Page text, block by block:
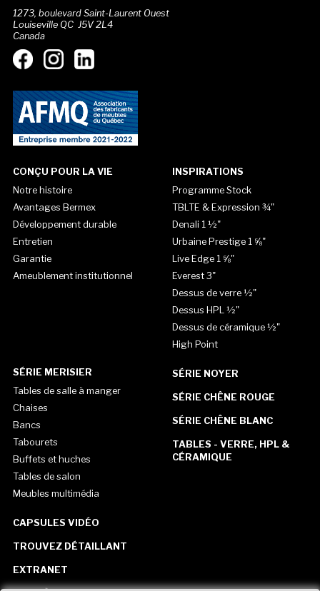
1273, boulevard Saint-Laurent Ouest
Louiseville QC J5V 2L4
Canada
CONÇU POUR LA VIE
Notre histoire
Avantages Bermex
Développement durable
Entretien
Garantie
Ameublement institutionnel
INSPIRATIONS
Programme Stock
TBLTE & Expression ¾"
Denali 1 ½"
Urbaine Prestige 1 ⅝"
Live Edge 1 ⅝"
Everest 3"
Dessus de verre ½"
Dessus HPL ½"
Dessus de céramique ½"
High Point
SÉRIE MERISIER
Tables de salle à manger
Chaises
Bancs
Tabourets
Buffets et huches
Tables de salon
Meubles multimédia
SÉRIE NOYER
SÉRIE CHÊNE ROUGE
SÉRIE CHÊNE BLANC
TABLES - VERRE, HPL &
CÉRAMIQUE
CAPSULES VIDÉO
TROUVEZ DÉTAILLANT
EXTRANET